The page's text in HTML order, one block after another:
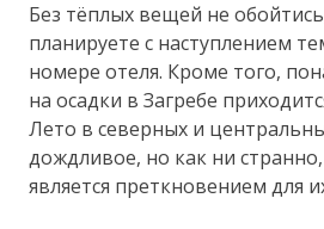
Без тёплых вещей не
планируете с наступлением
номере отеля. Кроме того,
на осадки в Загребе
Лето в северных и
дождливое, но как ни
является преткновением для